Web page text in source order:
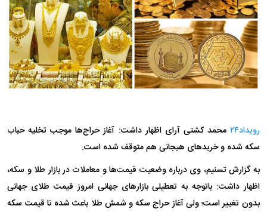
رویداد۲۴
محمد کشتی آرای اظهار داشت: آغاز حراج‌ها موجب تخلیه حباب
سکه شده و خرید‌های هیجانی هم متوقف شده است.
به گزارش تسنیم، وی درباره وضعیت قیمت‌ها و معاملات در بازار طلا و سکه،
اظهار داشت: باتوجه به تعطیلی بازار‌های جهانی امروز قیمت طلای جهانی
بدون تغییر است؛ ولی آغاز حراج سکه و شمش طلا باعث شده تا قیمت سکه